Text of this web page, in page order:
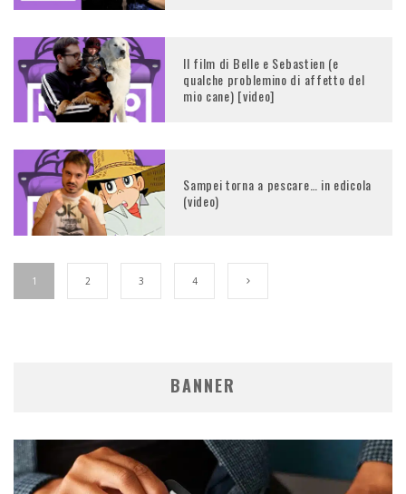
Il film di Belle e Sebastien (e
qualche problemino di affetto del
mio cane) [video]
Sampei torna a pescare… in edicola
(video)
1 2 3 4
BANNER